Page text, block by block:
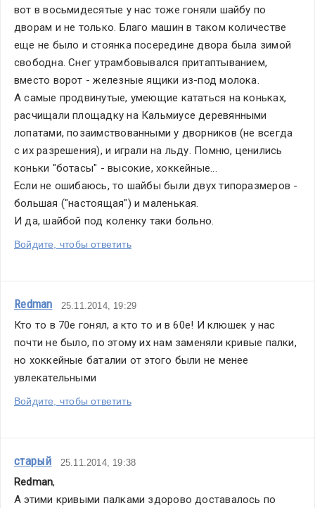
вот в восьмидесятые у нас тоже гоняли шайбу по
дворам и не только. Благо машин в таком количестве
еще не было и стоянка посередине двора была зимой
свободна. Снег утрамбовывался притаптыванием,
вместо ворот - железные ящики из-под молока.
А самые продвинутые, умеющие кататься на коньках,
расчищали площадку на Кальмиусе деревянными
лопатами, позаимствованными у дворников (не всегда
с их разрешения), и играли на льду. Помню, ценились
коньки "ботасы" - высокие, хоккейные...
Если не ошибаюсь, то шайбы были двух типоразмеров -
большая ("настоящая") и маленькая.
И да, шайбой под коленку таки больно.
Войдите, чтобы ответить
Redman 25.11.2014, 19:29
Кто то в 70е гонял, а кто то и в 60е! И клюшек у нас
почти не было, по этому их нам заменяли кривые палки,
но хоккейные баталии от этого были не менее
увлекательными
Войдите, чтобы ответить
старый 25.11.2014, 19:38
Redman,
А этими кривыми палками здорово доставалось по